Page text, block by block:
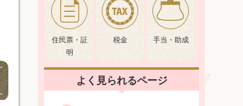
住民票・証
明
税金 手当・助成
よく見られるページ